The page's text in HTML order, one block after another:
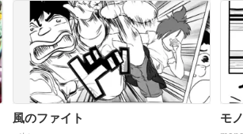
ぼ
機
風のファイト モ